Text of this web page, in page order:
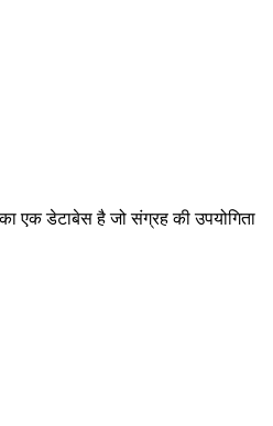
एक डेटाबेस है जो संग्रह की उपयोगिता